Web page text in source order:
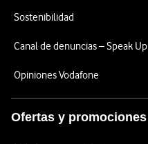
Sostenibilidad
Canal de denuncias – Speak Up
Opiniones Vodafone
Ofertas y promociones